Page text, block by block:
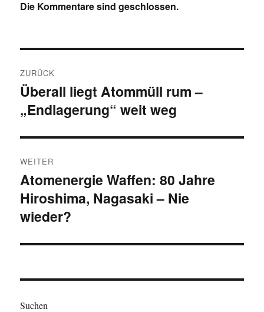
Die Kommentare sind geschlossen.
ZURÜCK
Vorheriger
Beitrag:
Überall liegt Atommüll rum –
„Endlagerung“ weit weg
WEITER
Nächster
Beitrag:
Atomenergie Waffen: 80 Jahre
Hiroshima, Nagasaki – Nie
wieder?
Suchen